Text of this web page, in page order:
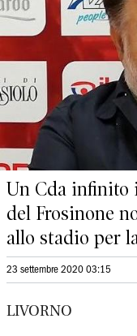
Un Cda infinito
del Frosinone
allo stadio per
23 settembre 2020 03:15
LIVORNO